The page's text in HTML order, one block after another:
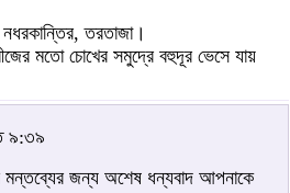
তরতাজা।
মতো চোখের সমুদ্রে বহুদূর ভেসে যায়
৯:৩৯
মন্তব্যের জন্য অশেষ ধন্যবাদ আপনাকে